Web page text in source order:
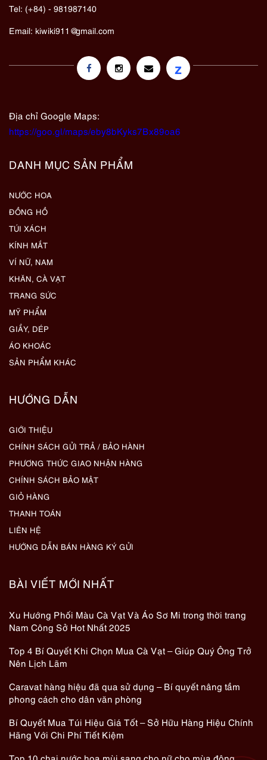
Tel: (+84) - 981987140
Email: kiwiki911@gmail.com
z
Địa chỉ Google Maps:
https://goo.gl/maps/eby8bKyks7Bx89oa6
DANH MỤC SẢN PHẨM
NƯỚC HOA
ĐỒNG HỒ
TÚI XÁCH
KÍNH MẮT
VÍ NỮ, NAM
KHĂN, CÀ VẠT
TRANG SỨC
MỸ PHẨM
GIẦY, DÉP
ÁO KHOÁC
SẢN PHẨM KHÁC
HƯỚNG DẪN
GIỚI THIỆU
CHÍNH SÁCH GỬI TRẢ / BẢO HÀNH
PHƯƠNG THỨC GIAO NHẬN HÀNG
CHÍNH SÁCH BẢO MẬT
GIỎ HÀNG
THANH TOÁN
LIÊN HỆ
HƯỚNG DẪN BÁN HÀNG KÝ GỬI
BÀI VIẾT MỚI NHẤT
Xu Hướng Phối Màu Cà Vạt Và Áo Sơ Mi trong thời trang
Nam Công Sở Hot Nhất 2025
Top 4 Bí Quyết Khi Chọn Mua Cà Vạt – Giúp Quý Ông Trở
Nên Lịch Lãm
Caravat hàng hiệu đã qua sử dụng – Bí quyết nâng tầm
phong cách cho dân văn phòng
Bí Quyết Mua Túi Hiệu Giá Tốt – Sở Hữu Hàng Hiệu Chính
Hãng Với Chi Phí Tiết Kiệm